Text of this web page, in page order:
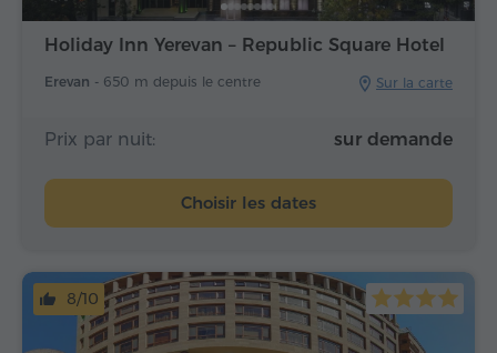
Holiday Inn Yerevan – Republic Square Hotel
Erevan - 650 m depuis le centre Sur la carte
Prix par nuit: sur demande
Choisir les dates
8/10